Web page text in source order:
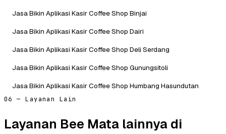
Jasa Bikin Aplikasi Kasir Coffee Shop Binjai
Jasa Bikin Aplikasi Kasir Coffee Shop Dairi
Jasa Bikin Aplikasi Kasir Coffee Shop Deli Serdang
Jasa Bikin Aplikasi Kasir Coffee Shop Gunungsitoli
Jasa Bikin Aplikasi Kasir Coffee Shop Humbang Hasundutan
06 — Layanan Lain
Layanan Bee Mata lainnya di